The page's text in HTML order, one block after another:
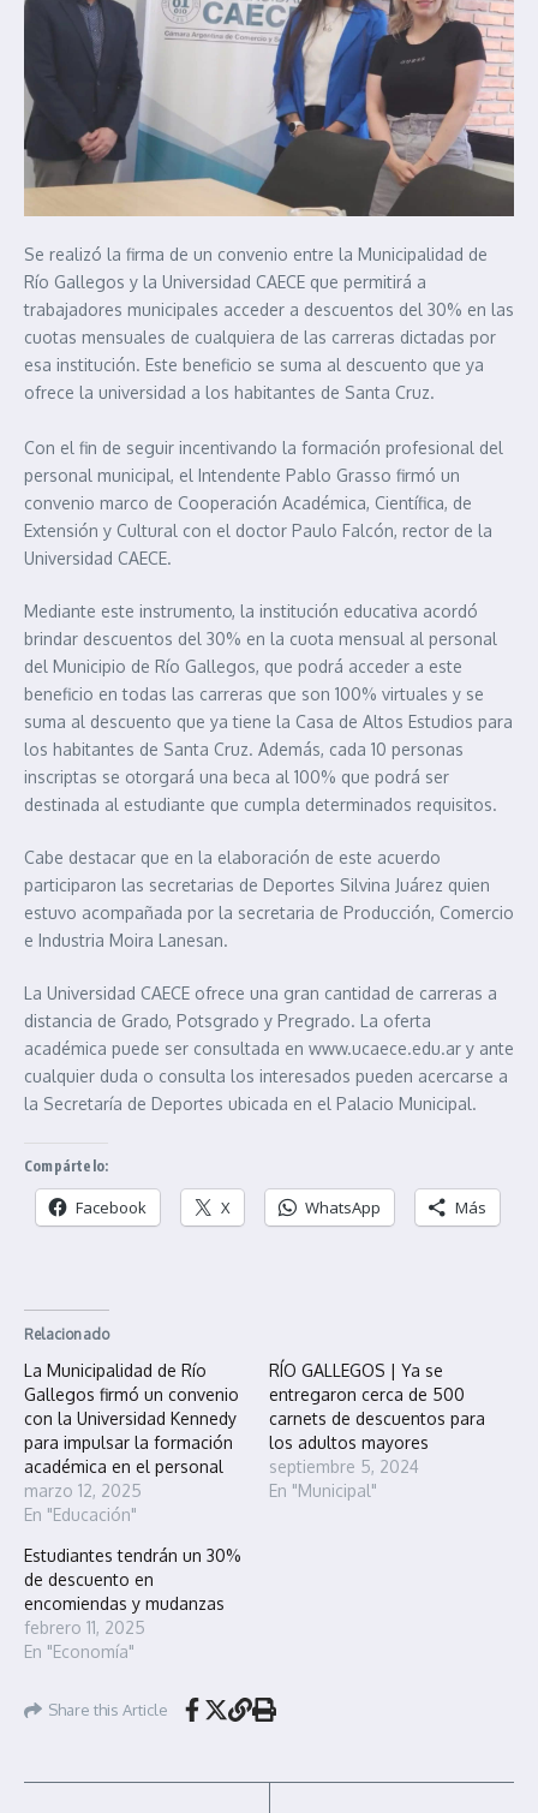
Se realizó la firma de un convenio entre la Municipalidad de
Río Gallegos y la Universidad CAECE que permitirá a
trabajadores municipales acceder a descuentos del 30% en las
cuotas mensuales de cualquiera de las carreras dictadas por
esa institución. Este beneficio se suma al descuento que ya
ofrece la universidad a los habitantes de Santa Cruz.
Con el fin de seguir incentivando la formación profesional del
personal municipal, el Intendente Pablo Grasso firmó un
convenio marco de Cooperación Académica, Científica, de
Extensión y Cultural con el doctor Paulo Falcón, rector de la
Universidad CAECE.
Mediante este instrumento, la institución educativa acordó
brindar descuentos del 30% en la cuota mensual al personal
del Municipio de Río Gallegos, que podrá acceder a este
beneficio en todas las carreras que son 100% virtuales y se
suma al descuento que ya tiene la Casa de Altos Estudios para
los habitantes de Santa Cruz. Además, cada 10 personas
inscriptas se otorgará una beca al 100% que podrá ser
destinada al estudiante que cumpla determinados requisitos.
Cabe destacar que en la elaboración de este acuerdo
participaron las secretarias de Deportes Silvina Juárez quien
estuvo acompañada por la secretaria de Producción, Comercio
e Industria Moira Lanesan.
La Universidad CAECE ofrece una gran cantidad de carreras a
distancia de Grado, Potsgrado y Pregrado. La oferta
académica puede ser consultada en www.ucaece.edu.ar y ante
cualquier duda o consulta los interesados pueden acercarse a
la Secretaría de Deportes ubicada en el Palacio Municipal.
Compártelo:
Facebook X WhatsApp Más
Relacionado
La Municipalidad de Río
Gallegos firmó un convenio
con la Universidad Kennedy
para impulsar la formación
académica en el personal
marzo 12, 2025
En "Educación"
RÍO GALLEGOS | Ya se
entregaron cerca de 500
carnets de descuentos para
los adultos mayores
septiembre 5, 2024
En "Municipal"
Estudiantes tendrán un 30%
de descuento en
encomiendas y mudanzas
febrero 11, 2025
En "Economía"
Share this Article